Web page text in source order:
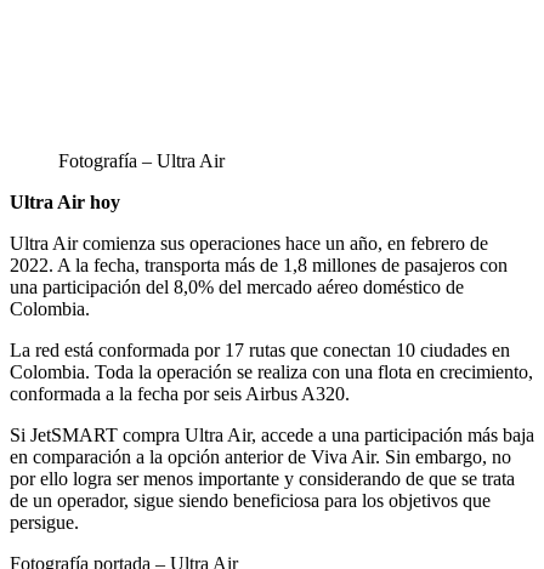
Fotografía – Ultra Air
Ultra Air hoy
Ultra Air comienza sus operaciones hace un año, en febrero de
2022. A la fecha, transporta más de 1,8 millones de pasajeros con
una participación del 8,0% del mercado aéreo doméstico de
Colombia.
La red está conformada por 17 rutas que conectan 10 ciudades en
Colombia. Toda la operación se realiza con una flota en crecimiento,
conformada a la fecha por seis Airbus A320.
Si JetSMART compra Ultra Air, accede a una participación más baja
en comparación a la opción anterior de Viva Air. Sin embargo, no
por ello logra ser menos importante y considerando de que se trata
de un operador, sigue siendo beneficiosa para los objetivos que
persigue.
Fotografía portada – Ultra Air